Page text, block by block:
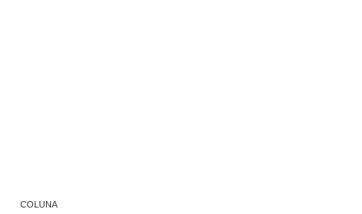
COLUNA